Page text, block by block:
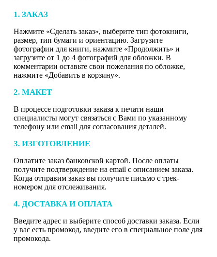
1. ЗАКАЗ
Нажмите «Сделать заказ», выберите тип фотокниги,
размер, тип бумаги и ориентацию. Загрузите
фотографии для книги, нажмите «Продолжить» и
загрузите от 1 до 4 фотографий для обложки. В
комментарии оставьте свои пожелания по обложке,
нажмите «Добавить в корзину».
2. МАКЕТ
В процессе подготовки заказа к печати наши
специалисты могут связаться с Вами по указанному
телефону или email для согласования деталей.
3. ИЗГОТОВЛЕНИЕ
Оплатите заказ банковской картой. После оплаты
получите подтверждение на email с описанием заказа.
Когда отправим заказ вы получите письмо с трек-
номером для отслеживания.
4. ДОСТАВКА И ОПЛАТА
Введите адрес и выберите способ доставки заказа. Если
у вас есть промокод, введите его в специальное поле для
промокода.